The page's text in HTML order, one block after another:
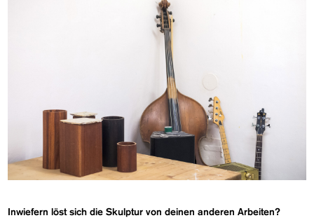
Inwiefern löst sich die Skulptur von deinen anderen Arbeiten?